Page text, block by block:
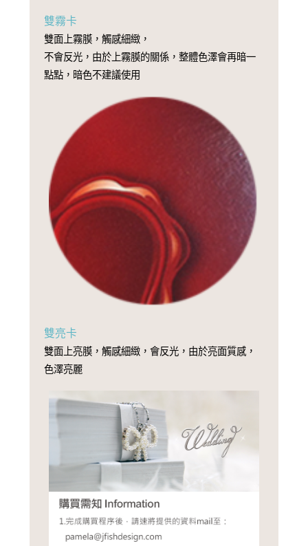
雙霧卡
雙面上霧膜，觸感細緻，
不會反光，由於上霧膜的關係，整體色澤會再暗一
點點，暗色不建議使用
雙亮卡
雙面上亮膜，觸感細緻，會反光，由於亮面質感，
色澤亮麗